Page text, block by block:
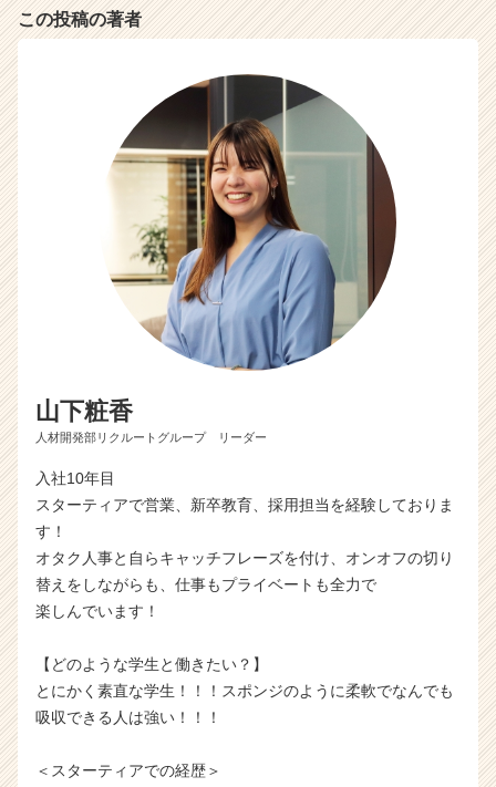
e
r
r
e
e
r）
この投稿の著者
山下粧香
人材開発部リクルートグループ リーダー
入社10年目
スターティアで営業、新卒教育、採用担当を経験しておりま
す！
オタク人事と自らキャッチフレーズを付け、オンオフの切り
替えをしながらも、仕事もプライベートも全力で
楽しんでいます！
【どのような学生と働きたい？】
とにかく素直な学生！！！スポンジのように柔軟でなんでも
吸収できる人は強い！！！
＜スターティアでの経歴＞